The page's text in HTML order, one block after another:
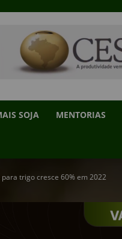
SOJA MENTORIAS
trigo cresce 60% em 2022